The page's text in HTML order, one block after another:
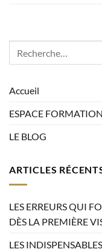
Accueil
ESPACE
LE BLOG
ARTICLES
LES ERREURS QUI
DÈS LA PREMIÈRE
LES